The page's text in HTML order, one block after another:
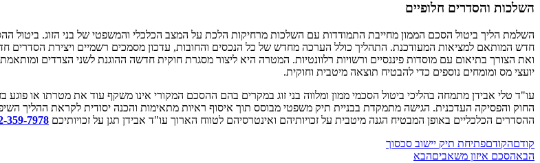
השלכות והסדרים חלופיים
השלמת הליך ביטול הסכם הממון מחייבת התמודדות עם השלכות מרחיקות הלכת על המצב הכלכלי והמשפטי של בני הזוג. ביטול
חדש המותאם למציאות המעודכנת. התהליך כולל הערכה מחדש של כל הנכסים והחובות, עדכון מסמכים רשמיים ויצירת הסדרים
ואת הצורך בתיאום עם מוסדות פיננסיים ורשויות רלוונטיות. המטרה היא ליצור מסגרת חוקית חדשה ההוגנת לשני הצדדים
יועצי מס ומומחים נוספים כדי להבטיח תוצאה מיטבית וחוקית.
עו"ד טלי אבידן מתמחה בהליכי ביטול הסכמי ממון ומלווה בני זוג במקרים בהם ההסכם המקורי אינו משקף עוד את מטרתו או פוגע
החוק והפסיקה העדכנית. הגישה מתמקדת בבניית תיק משפטי מבוסס תוך איסוף ראיות מתאימות והכנה יסודית לקראת ההליך
ההסדרים הכלכליים באופן המבטיח הגנה מיטבית על זכויותיהם ואינטרסיהם לטווח הארוך עו"ד אבידן תגן על זכויותיכם 359-7978
קודםהקודםפתיחת תיק יישוב סכסוך
הבאהסכם איזון משאביםהבא